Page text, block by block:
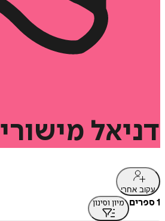
דניאל מישורי
עקוב אחרי
1 ספרים מיון וסינון